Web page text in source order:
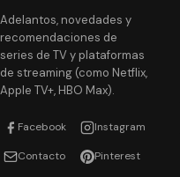
Adelantos, novedades y
recomendaciones de
series de TV y plataformas
de streaming (como Netflix,
Apple TV+, HBO Max).
Facebook Instagram
Contacto Pinterest